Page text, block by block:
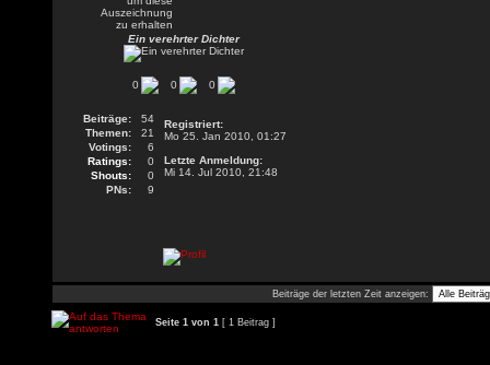
Ein verehrter Dichter
0 0 0
Beiträge:
54
Themen:
21
Votings:
6
Ratings:
0
Shouts:
0
PNs:
9
Registriert:
Mo 25. Jan 2010, 01:27
Letzte Anmeldung:
Mi 14. Jul 2010, 21:48
Beiträge der letzten Zeit anzeigen:
Seite 1 von 1 [ 1 Beitrag ]